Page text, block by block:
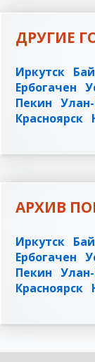
ДРУГИЕ
Иркутск
Ербогачен
Пекин
Красноярск
АРХИВ
Иркутск
Ербогачен
Пекин
Красноярск